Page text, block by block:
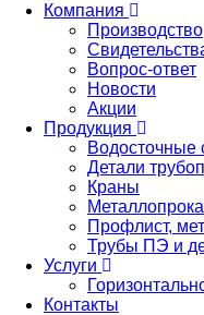
Компания
Производство
Вопрос-ответ
Новости
Акции
Продукция
Водосточные
Детали
Краны
Профлист,
Трубы ПЭ и
Услуги
Контакты